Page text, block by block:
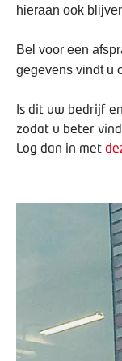
hieraan ook
Bel voor een
gegevens vindt u
Is dit uw bedrijf
zodat u beter
Log dan in met